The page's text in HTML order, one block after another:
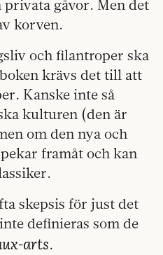
gåvor. Men det
korven.
och filantroper ska
krävs det till att
Kanske inte så
kulturen (den är
om den nya och
framåt och kan
skepsis för just det
definieras som de
arts.